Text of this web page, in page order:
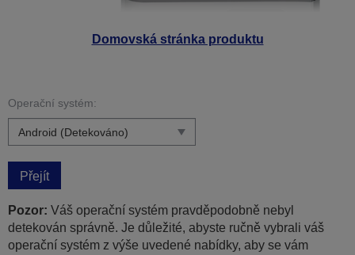
Domovská stránka produktu
Operační systém:
Přejít
Pozor: Váš operační systém pravděpodobně nebyl
detekován správně. Je důležité, abyste ručně vybrali váš
operační systém z výše uvedené nabídky, aby se vám